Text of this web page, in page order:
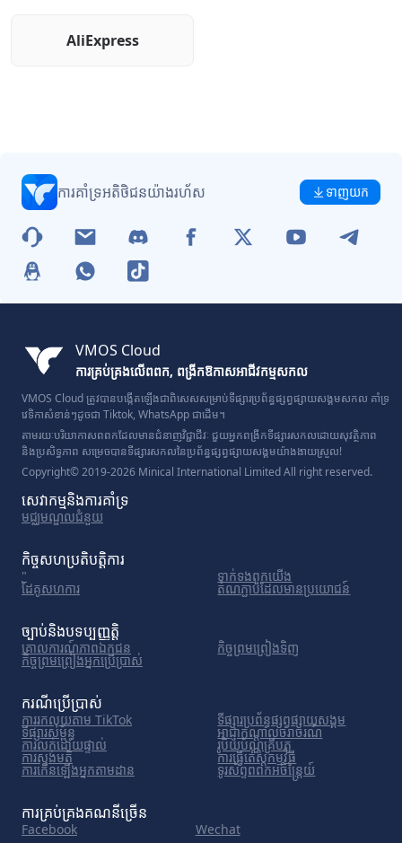
AliExpress
ការគាំទ្រអតិថិជនយ៉ាងរហ័ស ទាញយក
VMOS Cloud
ការគ្រប់គ្រងលើពពក, ពង្រីកឱកាសអាជីវកម្មសកល
VMOS Cloud ត្រូវបានបង្កើតឡើងជាពិសេសសម្រាប់ទីផ្សារប្រព័ន្ធផ្សព្វផ្សាយសង្គមសកល គាំទ្រ
វេទិកាសំខាន់ៗដូចជា Tiktok, WhatsApp ជាដើម។
តាមរយៈបរិយាកាសពពកដែលមានជំនាញវិជ្ជាជីវៈ ជួយអ្នកពង្រីកទីផ្សារសកលដោយសុវត្ថិភាព
និងប្រសិទ្ធភាព សម្រេចបានទីផ្សារសកលនៃប្រព័ន្ធផ្សព្វផ្សាយសង្គមយ៉ាងងាយស្រួល!
Copyright© 2019-2026 Minical International Limited All right reserved.
សេវាកម្ម​និង​ការ​គាំទ្រ
មជ្ឈមណ្ឌល​ជំនួយ
កិច្ចសហប្រតិបត្តិការ
" ទាក់ទង​ពួក​យើង
ដៃគូសហការ តំណភ្ជាប់ដែលមានប្រយោជន៍
ច្បាប់និងបទប្បញ្ញត្តិ
គោលការណ៍​ភាព​ឯកជន កិច្ចព្រមព្រៀងទិញ
កិច្ចព្រមព្រៀងអ្នកប្រើប្រាស់
ករណីប្រើប្រាស់
ការរកលុយតាម TikTok ទីផ្សារ​ប្រព័ន្ធ​ផ្សព្វផ្សាយ​សង្គម
ទីផ្សារសម្ព័ន្ធ អាជ្ញាកណ្តាលចរាចរណ៍
ការលក់ដោយផ្ទាល់ រូបិយប័ណ្ណគ្រីបតូ
ការស្ទង់មតិ ការធ្វើតេស្តកម្មវិធី
ការកើនឡើងអ្នកតាមដាន ទូរស័ព្ទពពកអចិន្ត្រៃយ៍
ការគ្រប់គ្រងគណនីច្រើន
Facebook
Wechat